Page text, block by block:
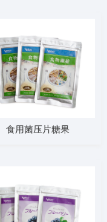
食用菌压片糖果